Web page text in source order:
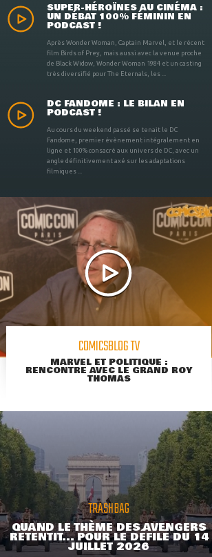
SUPER-HÉROÏNES AU CINÉMA :
UN DÉBAT 100% FÉMININ EN
PODCAST !
Après Wonder Woman, Captain Marvel, et le récent
film Birds of Prey, mais aussi avec la venue proche
de Black Widow, Wonder Woman 1984 et un casting
très diversifié pour The Eternals, les ...
DC FANDOME : LE BILAN EN
PODCAST !
Au cours du weekend passé se tenait le DC
Fandome, premier évènement intégralement en
ligne et 100% consacré aux univers de DC, avec un
angle définitivement axé sur les adaptations
filmiques ...
COMICSBLOG TV
MARVEL ET POLITIQUE :
RENCONTRE AVEC LE GRAND ROY
THOMAS
TRASHBAG
QUAND LE THÈME DES AVENGERS
RETENTIT... POUR LE DÉFILÉ DU 14
JUILLET 2026